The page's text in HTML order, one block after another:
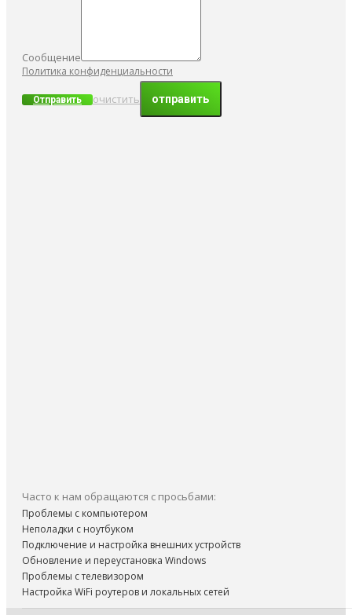
Сообщение
Политика конфиденциальности
Отправить очистить
Часто к нам обращаются с просьбами:
Проблемы с компьютером
Неполадки с ноутбуком
Подключение и настройка внешних устройств
Обновление и переустановка Windows
Проблемы с телевизором
Настройка WiFi роутеров и локальных сетей